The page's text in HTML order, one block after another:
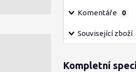
Komentáře 0
Související zboží
Kompletní